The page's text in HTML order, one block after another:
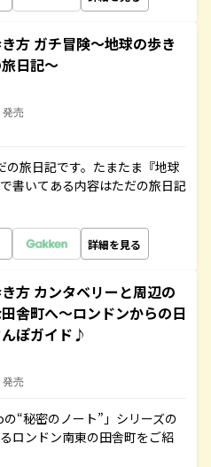
方 ガチ冒険～地球の歩き
日記～
発売
旅日記です。たまたま『地球
書いてある内容はただの旅日記
詳細を見る
方 カンタベリーと周辺の
舎町へ～ロンドンからの日
ぽガイド♪
発売
“秘密のノート”」シリーズの
ロンドン南東の田舎町をご紹